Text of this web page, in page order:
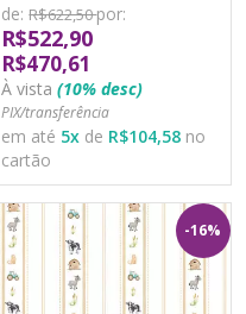
de: R$622,50por:
R$522,90
R$470,61
À vista (10% desc)
PIX/transferência
em até 5x de R$104,58 no
cartão
-16%